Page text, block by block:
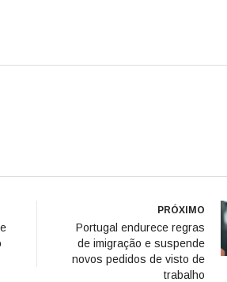
PRÓXIMO
Portugal endurece regras
de imigração e suspende
novos pedidos de visto de
trabalho